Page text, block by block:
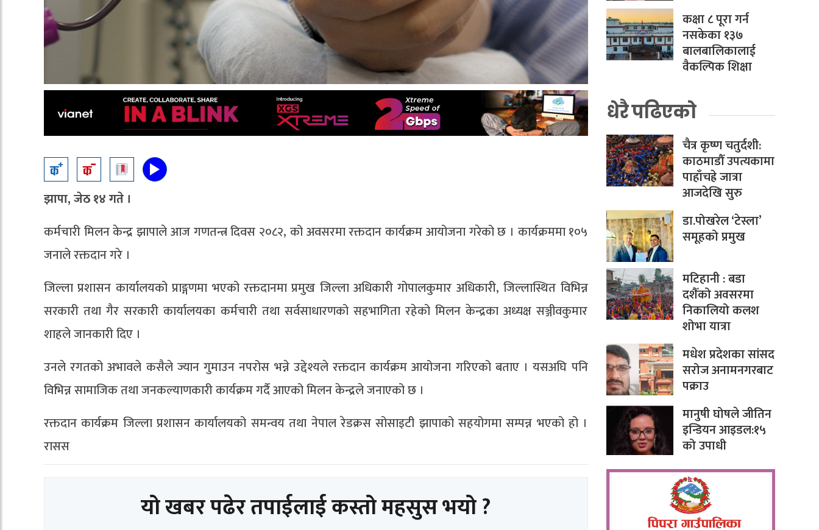
झापा, जेठ १४ गते ।
कर्मचारी मिलन केन्द्र झापाले आज गणतन्त्र दिवस २०८२, को अवसरमा रक्तदान कार्यक्रम आयोजना गरेको छ । कार्यक्रममा १०५
जनाले रक्तदान गरे ।
जिल्ला प्रशासन कार्यालयको प्राङ्गणमा भएको रक्तदानमा प्रमुख जिल्ला अधिकारी गोपालकुमार अधिकारी, जिल्लास्थित विभिन्न
सरकारी तथा गैर सरकारी कार्यालयका कर्मचारी तथा सर्वसाधारणको सहभागिता रहेको मिलन केन्द्रका अध्यक्ष सञ्जीवकुमार
शाहले जानकारी दिए ।
उनले रगतको अभावले कसैले ज्यान गुमाउन नपरोस भन्ने उद्देश्यले रक्तदान कार्यक्रम आयोजना गरिएको बताए । यसअघि पनि
विभिन्न सामाजिक तथा जनकल्याणकारी कार्यक्रम गर्दै आएको मिलन केन्द्रले जनाएको छ ।
रक्तदान कार्यक्रम जिल्ला प्रशासन कार्यालयको समन्वय तथा नेपाल रेडक्रस सोसाइटी झापाको सहयोगमा सम्पन्न भएको हो ।
रासस
यो खबर पढेर तपाईलाई कस्तो महसुस भयो ?
कक्षा ८ पूरा गर्न
नसकेका १३७
बालबालिकालाई
वैकल्पिक शिक्षा
धेरै पढिएको
चैत्र कृष्ण चतुर्दशी:
काठमाडौँ उपत्यकामा
पाहाँचह्रे जात्रा
आजदेखि सुरु
डा.पोखरेल ‘टेस्ला’
समूहको प्रमुख
मटिहानी : बडा
दशैँको अवसरमा
निकालियो कलश
शोभा यात्रा
मधेश प्रदेशका सांसद
सरोज अनामनगरबाट
पक्राउ
मानुषी घोषले जीतिन
इन्डियन आइडल:१५
को उपाधी